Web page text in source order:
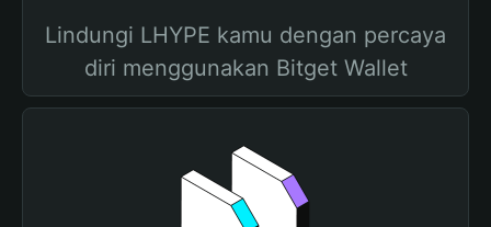
Lindungi LHYPE kamu dengan percaya
diri menggunakan Bitget Wallet